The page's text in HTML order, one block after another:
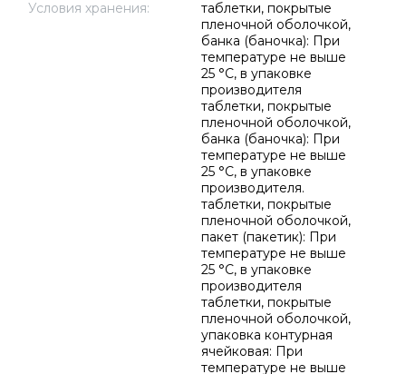
Условия хранения:
таблетки, покрытые
пленочной оболочкой,
банка (баночка): При
температуре не выше
25 °C, в упаковке
производителя
таблетки, покрытые
пленочной оболочкой,
банка (баночка): При
температуре не выше
25 °C, в упаковке
производителя.
таблетки, покрытые
пленочной оболочкой,
пакет (пакетик): При
температуре не выше
25 °C, в упаковке
производителя
таблетки, покрытые
пленочной оболочкой,
упаковка контурная
ячейковая: При
температуре не выше